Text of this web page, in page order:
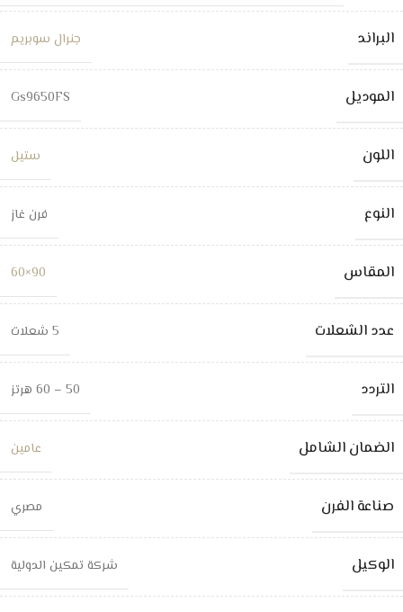
البراند جنرال سوبريم
الموديل Gs9650FS
اللون ستيل
النوع فرن غاز
المقاس 90×60
عدد الشعلات 5 شعلات
التردد 50 – 60 هرتز
الضمان الشامل عامين
صناعة الفرن مصري
الوكيل شركة تمكين الدولية